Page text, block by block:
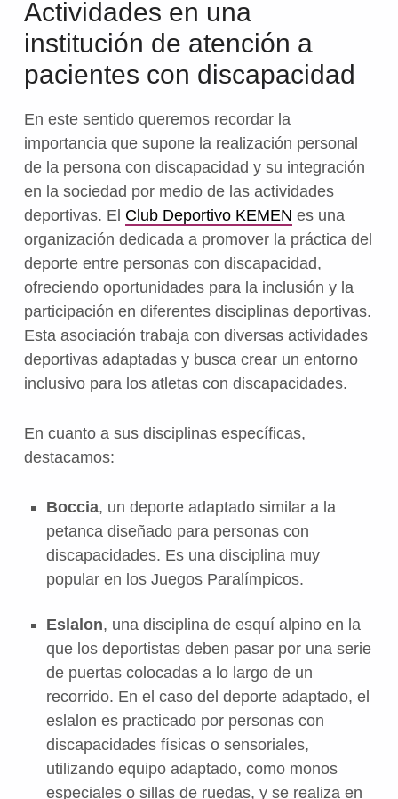
Actividades en una
institución de atención a
pacientes con discapacidad
En este sentido queremos recordar la
importancia que supone la realización personal
de la persona con discapacidad y su integración
en la sociedad por medio de las actividades
deportivas. El Club Deportivo KEMEN es una
organización dedicada a promover la práctica del
deporte entre personas con discapacidad,
ofreciendo oportunidades para la inclusión y la
participación en diferentes disciplinas deportivas.
Esta asociación trabaja con diversas actividades
deportivas adaptadas y busca crear un entorno
inclusivo para los atletas con discapacidades.
En cuanto a sus disciplinas específicas,
destacamos:
Boccia, un deporte adaptado similar a la
petanca diseñado para personas con
discapacidades. Es una disciplina muy
popular en los Juegos Paralímpicos.
Eslalon, una disciplina de esquí alpino en la
que los deportistas deben pasar por una serie
de puertas colocadas a lo largo de un
recorrido. En el caso del deporte adaptado, el
eslalon es practicado por personas con
discapacidades físicas o sensoriales,
utilizando equipo adaptado, como monos
especiales o sillas de ruedas, y se realiza en